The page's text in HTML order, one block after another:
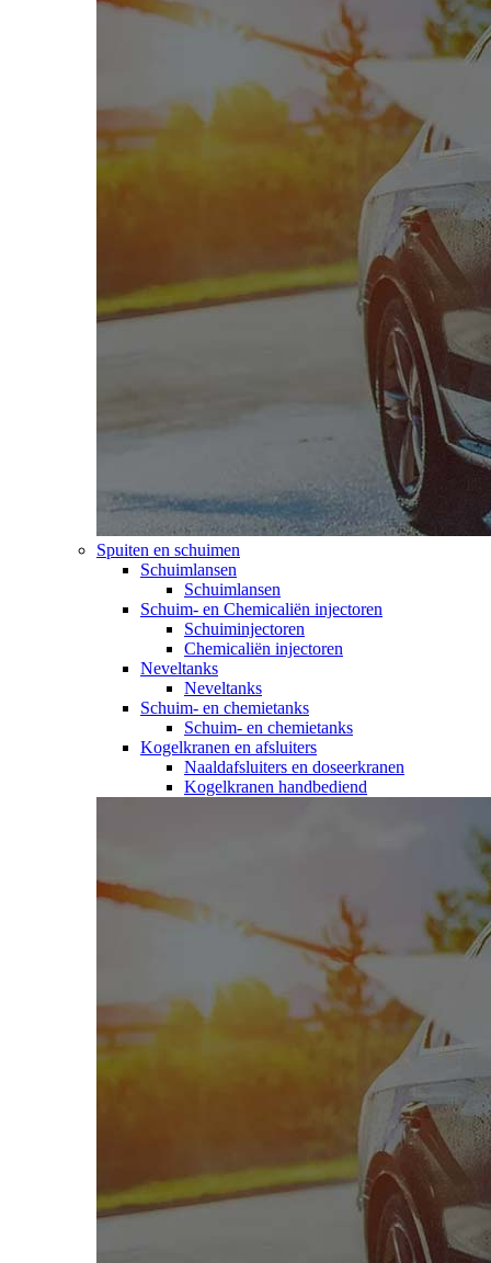
Spuiten en schuimen
Schuimlansen
Schuimlansen
Schuim- en Chemicaliën injectoren
Schuiminjectoren
Chemicaliën injectoren
Neveltanks
Neveltanks
Schuim- en chemietanks
Schuim- en chemietanks
Kogelkranen en afsluiters
Naaldafsluiters en doseerkranen
Kogelkranen handbediend